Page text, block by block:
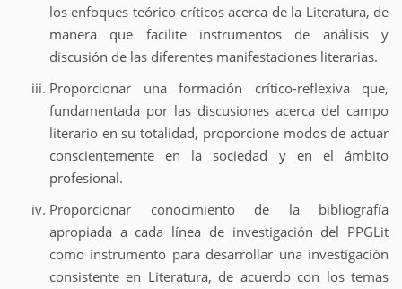
los enfoques teórico-críticos acerca de la Literatura, de
manera que facilite instrumentos de análisis y
discusión de las diferentes manifestaciones literarias.
Proporcionar una formación crítico-reflexiva que,
fundamentada por las discusiones acerca del campo
literario en su totalidad, proporcione modos de actuar
conscientemente en la sociedad y en el ámbito
profesional.
Proporcionar conocimiento de la bibliografía
apropiada a cada línea de investigación del PPGLit
como instrumento para desarrollar una investigación
consistente en Literatura, de acuerdo con los temas